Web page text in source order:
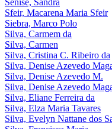
Senise, Sandra
Sfeir, Macarena Maria Sfeir
Siebra, Marco Polo
Silva, Carmem da
Silva, Carmen
Silva, Cristina C. Ribeiro da
Silva, Denise Azevedo
Silva, Denise Azevedo M.
Silva, Denise Azevedo
Silva, Eliane Ferreira da
Silva, Elza Maria Tavares
Silva, Evelyn Nattane dos